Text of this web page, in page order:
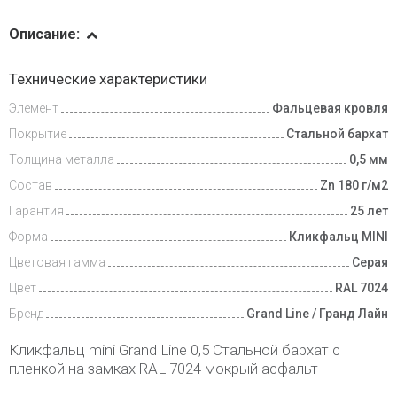
и оплата
Описание:
Технические характеристики
Элемент
Фальцевая кровля
Покрытие
Стальной бархат
Толщина металла
0,5 мм
Состав
Zn 180 г/м2
Гарантия
25 лет
Форма
Кликфальц MINI
Цветовая гамма
Серая
Цвет
RAL 7024
Бренд
Grand Line / Гранд Лайн
Кликфальц mini Grand Line 0,5 Стальной бархат с
пленкой на замках RAL 7024 мокрый асфальт